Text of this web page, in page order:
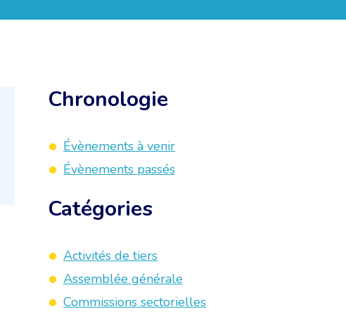
Chronologie
Évènements à venir
Évènements passés
Catégories
Activités de tiers
Assemblée générale
Commissions sectorielles